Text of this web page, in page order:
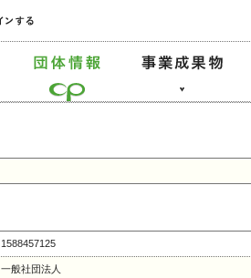
1588457125
一般社団法人